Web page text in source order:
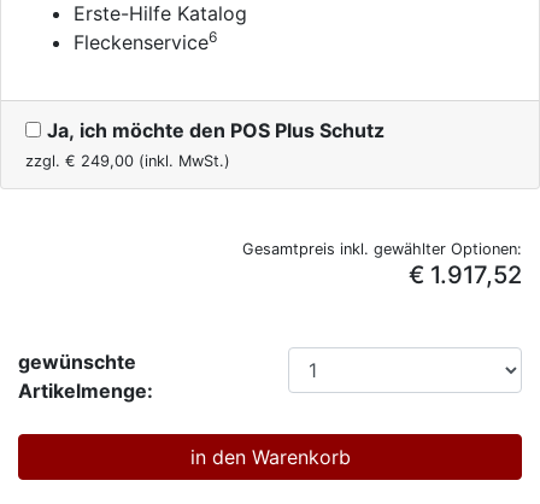
Erste-Hilfe Katalog
Fleckenservice6
Ja, ich möchte den POS Plus Schutz
zzgl. € 249,00 (inkl. MwSt.)
Gesamtpreis inkl. gewählter Optionen:
€ 1.917,52
gewünschte
Artikelmenge: